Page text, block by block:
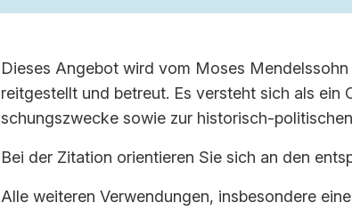
Die­ses An­ge­bot wird vom Moses
reit­ge­stellt und be­treut. Es ver­steht sich als
schungs­zwe­cke sowie zur historisch-​
Bei der Zi­ta­ti­on ori­en­tie­ren Sie sich an den
Alle wei­te­ren Ver­wen­dun­gen, ins­be­son­de­re